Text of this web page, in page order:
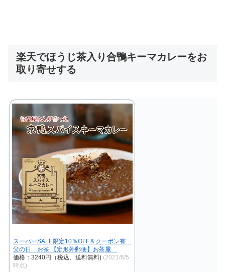
楽天でほうじ茶入り合鴨キーマカレーをお
取り寄せする
スーパーSALE限定10％OFF＆クーポン有
父の日 お茶 【定形外郵便】お茶屋…
価格：3240円（税込、送料無料) (2021/6/5
時点)